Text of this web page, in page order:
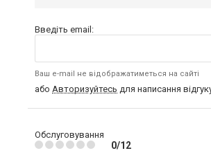
Введіть email:
Ваш e-mail не відображатиметься на сайті
або Авторизуйтесь для написання
Обслуговування
0/12